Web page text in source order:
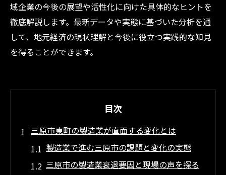
域企業の今後の展望や活性化に向けた具体的なヒントを
徹底解説します。最新データや実態に基づいた分析を通
して、地元経済の現状理解と今後に役立つ実践的な知見
を得ることができます。
目次
三原市東町の製造業が直面する変化とは
製造業で進む三原市の課題と変化の実態
三原市の製造業衰退要因と現場の声を探る